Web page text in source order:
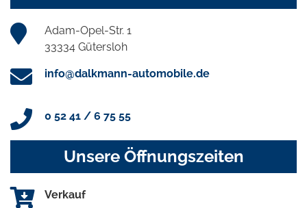
Adam-Opel-Str. 1
33334 Gütersloh
info@dalkmann-automobile.de
0 52 41 / 6 75 55
Unsere Öffnungszeiten
Verkauf